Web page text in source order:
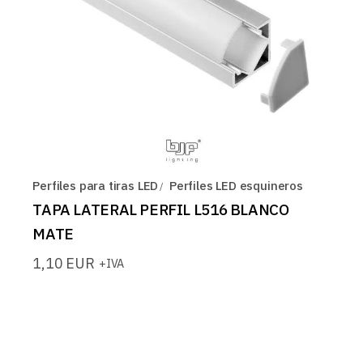
Perfiles para tiras LED Perfiles LED esquineros
TAPA LATERAL PERFIL L516 BLANCO
MATE
1,10 EUR +IVA